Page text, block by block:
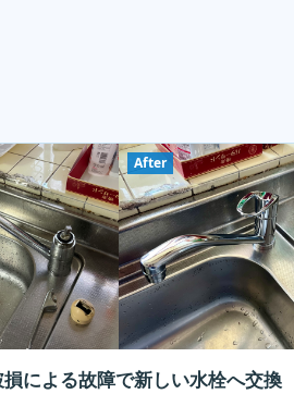
After
損による故障で新しい水栓へ交換